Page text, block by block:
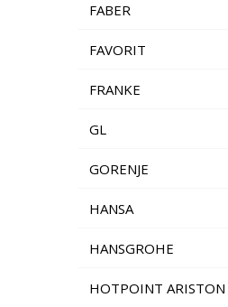
FABER
FAVORIT
FRANKE
GL
GORENJE
HANSA
HANSGROHE
HOTPOINT ARISTON